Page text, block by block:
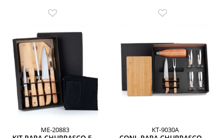
ME-20883 KT-9030A